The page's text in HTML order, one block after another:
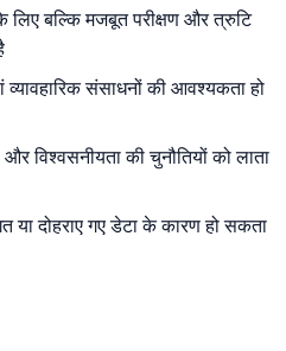
लिए बल्कि मजबूत परीक्षण और त्रुटि
संसाधनों की आवश्यकता हो
विश्वसनीयता की चुनौतियों को लाता
दोहराए गए डेटा के कारण हो सकता